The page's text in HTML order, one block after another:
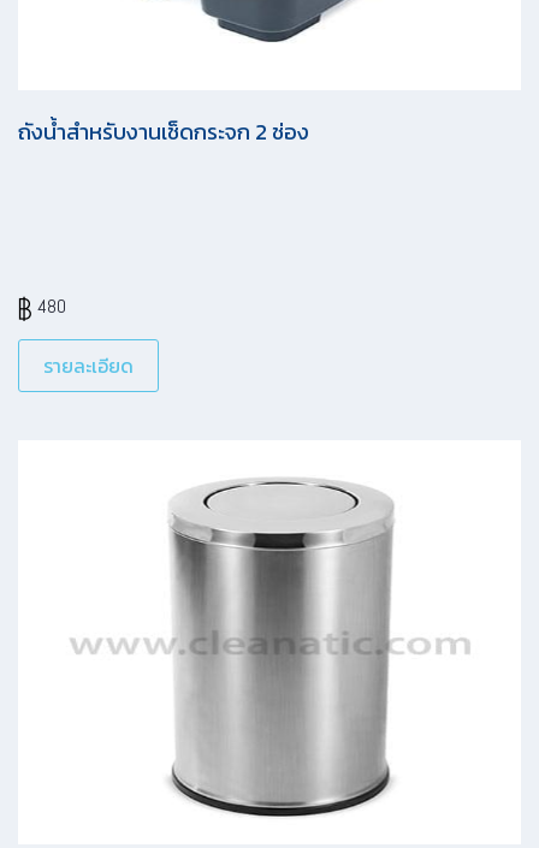
ถังน้ำสำหรับงานเช็ดกระจก 2 ช่อง
480
รายละเอียด